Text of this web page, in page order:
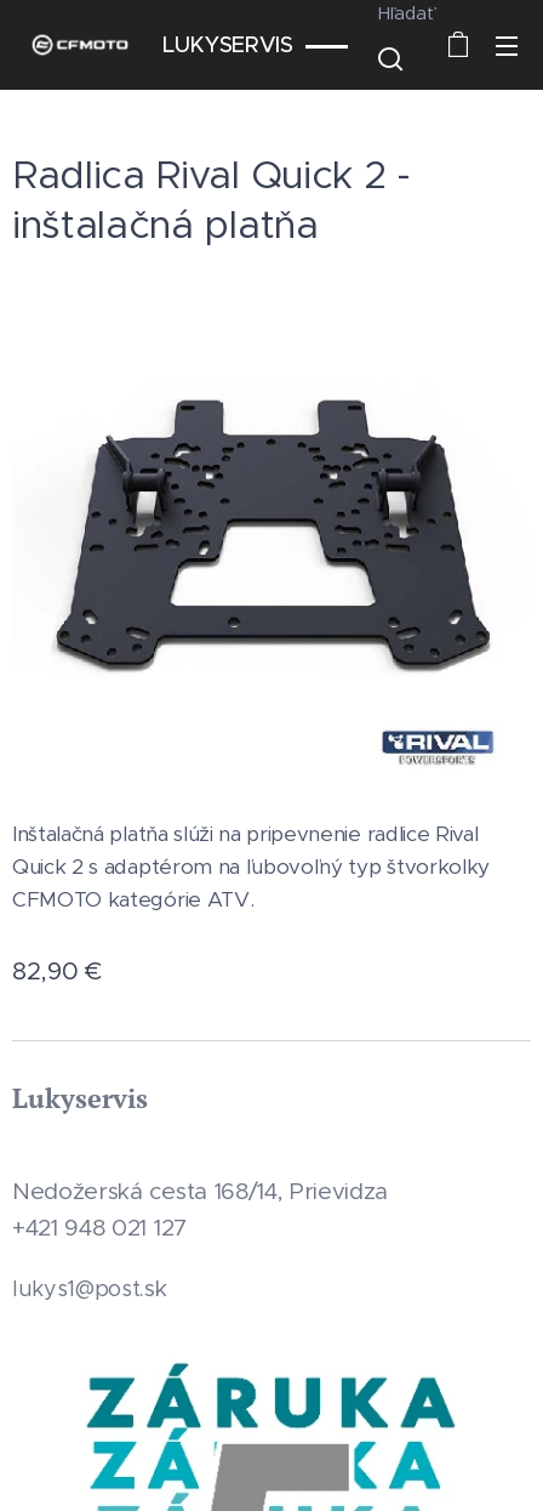
LUKYSERVIS
Hľadať
Radlica Rival Quick 2 -
inštalačná platňa
Inštalačná platňa slúži na pripevnenie radlice Rival
Quick 2 s adaptérom na ľubovoľný typ štvorkolky
CFMOTO kategórie ATV.
82,90 €
Lukyservis
Nedožerská cesta 168/14, Prievidza
+421 948 021 127
lukys1@post.sk